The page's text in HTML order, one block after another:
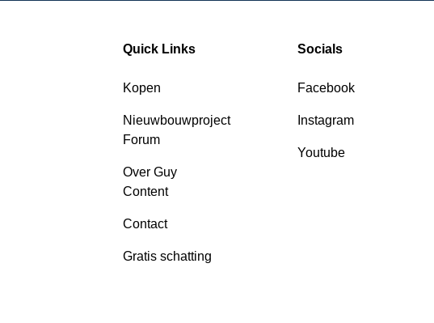
Quick Links
Kopen
Nieuwbouwproject
Forum
Over Guy
Content
Contact
Gratis schatting
Socials
Facebook
Instagram
Youtube